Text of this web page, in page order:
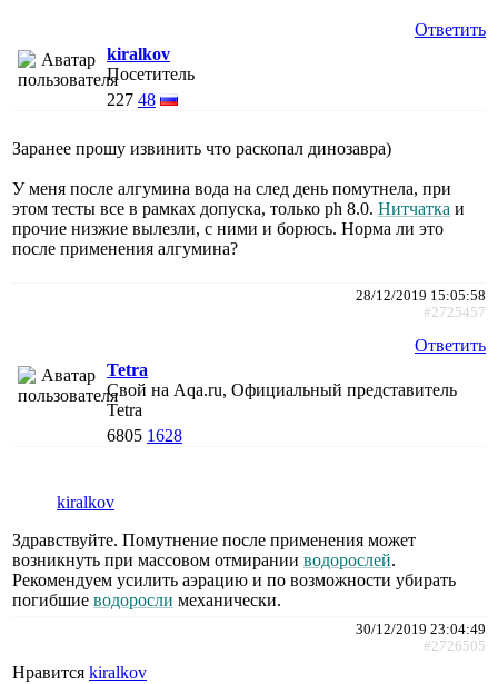
Ответить
kiralkov
Посетитель
227 48
Заранее прошу извинить что раскопал динозавра)
У меня после алгумина вода на след день помутнела, при
этом тесты все в рамках допуска, только ph 8.0. Нитчатка и
прочие низжие вылезли, с ними и борюсь. Норма ли это
после применения алгумина?
28/12/2019 15:05:58
#2725457
Ответить
Tetra
Свой на Aqa.ru, Официальный представитель
Tetra
6805 1628
kiralkov
Здравствуйте. Помутнение после применения может
возникнуть при массовом отмирании водорослей.
Рекомендуем усилить аэрацию и по возможности убирать
погибшие водоросли механически.
30/12/2019 23:04:49
#2726505
Нравится kiralkov